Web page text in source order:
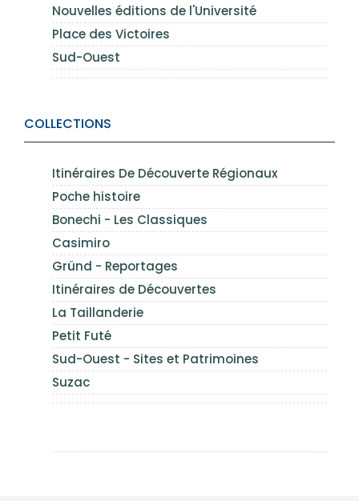
Nouvelles éditions de l'Université
Place des Victoires
Sud-Ouest
COLLECTIONS
Itinéraires De Découverte Régionaux
Poche histoire
Bonechi - Les Classiques
Casimiro
Gründ - Reportages
Itinéraires de Découvertes
La Taillanderie
Petit Futé
Sud-Ouest - Sites et Patrimoines
Suzac